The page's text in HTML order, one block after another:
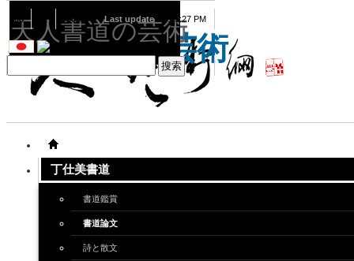
天人書道の芸術
丁仕美書道
書道鑑賞
書道論文
詩と散文
08 07 2026 Last update 08:15:27 PM
天人書道の芸術